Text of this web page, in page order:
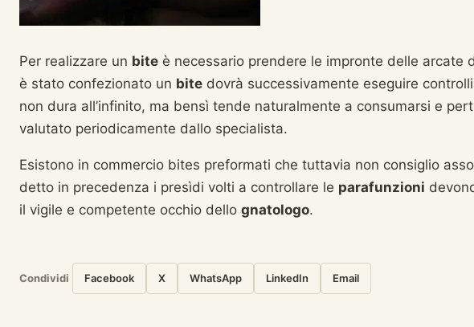
Per realizzare un bite è necessario prendere le impronte delle arcate
è stato confezionato un bite dovrà successivamente eseguire
non dura all’infinito, ma bensì tende naturalmente a consumarsi e
valutato periodicamente dallo specialista.
Esistono in commercio bites preformati che tuttavia non consiglio
detto in precedenza i presìdi volti a controllare le parafunzioni
il vigile e competente occhio dello gnatologo.
Condividi Facebook X WhatsApp LinkedIn Email